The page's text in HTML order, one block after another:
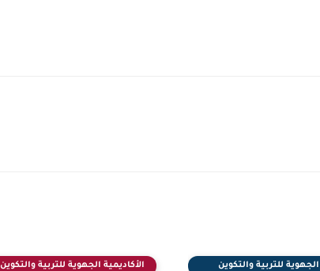
للتربية والتكوين الأكاديمية الجهوية للتربية والتكوين